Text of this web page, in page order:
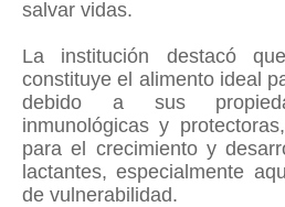
salvar vidas.
La institución destacó
constituye el alimento ideal
debido a sus
inmunológicas y
para el crecimiento y
lactantes, especialmente
de vulnerabilidad.